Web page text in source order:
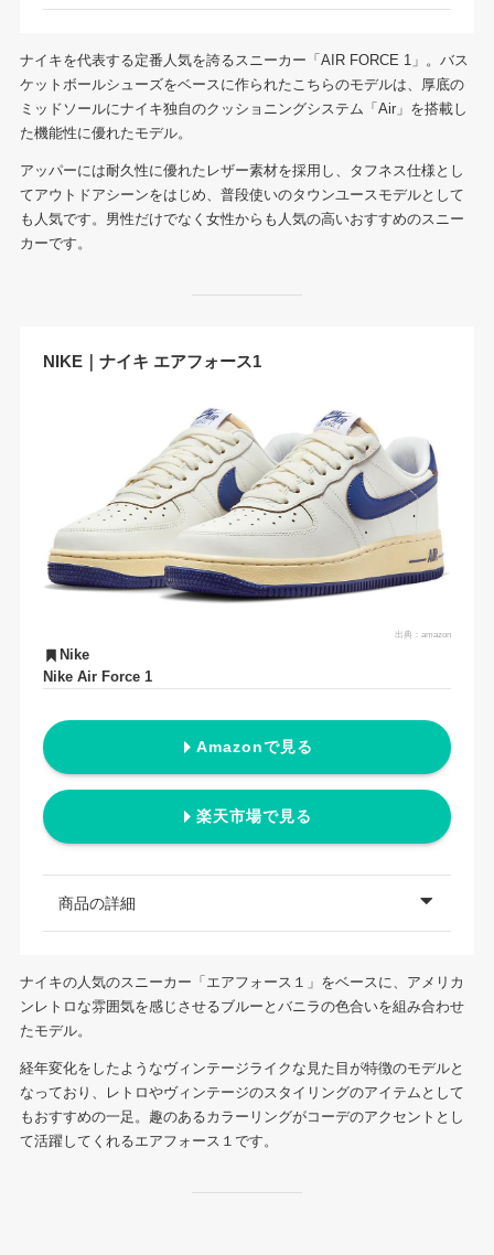
ナイキを代表する定番人気を誇るスニーカー「AIR FORCE 1」。バス
ケットボールシューズをベースに作られたこちらのモデルは、厚底の
ミッドソールにナイキ独自のクッショニングシステム「Air」を搭載し
た機能性に優れたモデル。
アッパーには耐久性に優れたレザー素材を採用し、タフネス仕様とし
てアウトドアシーンをはじめ、普段使いのタウンユースモデルとして
も人気です。男性だけでなく女性からも人気の高いおすすめのスニー
カーです。
NIKE｜ナイキ エアフォース1
出典：amazon
Nike
Nike Air Force 1
Amazonで見る
楽天市場で見る
商品の詳細
ナイキの人気のスニーカー「エアフォース１」をベースに、アメリカ
ンレトロな雰囲気を感じさせるブルーとバニラの色合いを組み合わせ
たモデル。
経年変化をしたようなヴィンテージライクな見た目が特徴のモデルと
なっており、レトロやヴィンテージのスタイリングのアイテムとして
もおすすめの一足。趣のあるカラーリングがコーデのアクセントとし
て活躍してくれるエアフォース１です。